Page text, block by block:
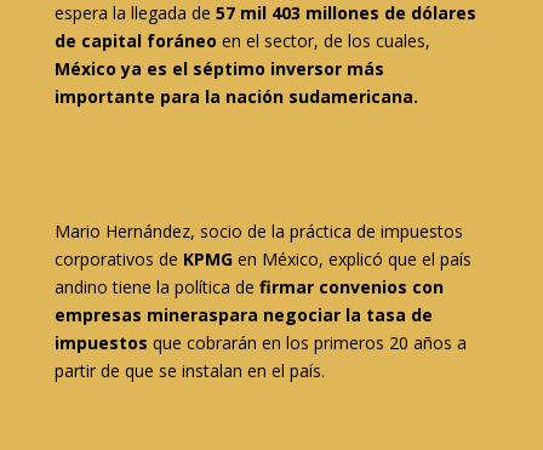
espera la llegada de 57 mil 403 millones de dólares
de capital foráneo en el sector, de los cuales,
México ya es el séptimo inversor más
importante para la nación sudamericana.
Mario Hernández, socio de la práctica de impuestos
corporativos de KPMGen México, explicó que el país
andino tiene la política de firmar convenios con
empresas mineraspara negociar la tasa de
impuestos que cobrarán en los primeros 20 años a
partir de que se instalan en el país.